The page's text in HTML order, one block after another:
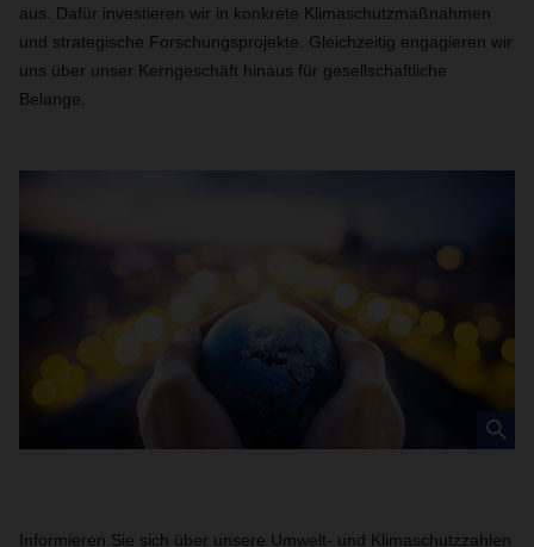
aus. Dafür investieren wir in konkrete Klimaschutzmaßnahmen
und strategische Forschungsprojekte. Gleichzeitig engagieren wir
uns über unser Kerngeschäft hinaus für gesellschaftliche
Belange.
Informieren Sie sich über unsere Umwelt- und Klimaschutzzahlen